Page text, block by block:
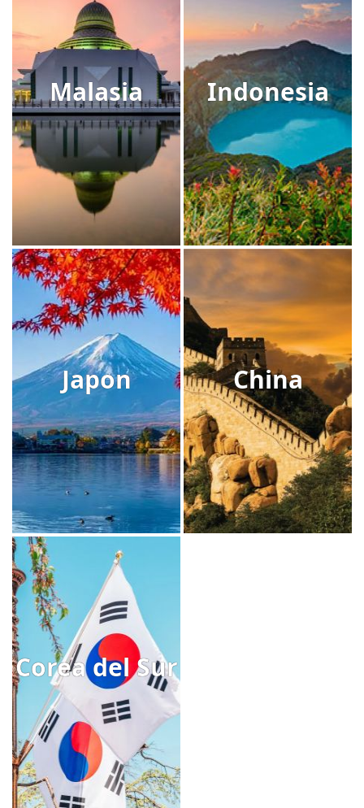
Malasia Indonesia
Japon China
Corea del Sur